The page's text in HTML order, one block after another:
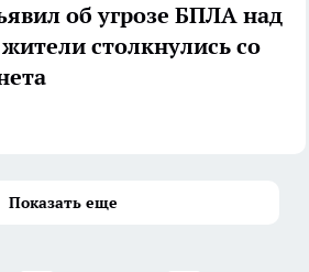
об угрозе БПЛА над
столкнулись со
Показать еще